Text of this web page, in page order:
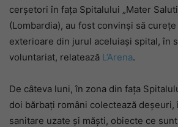
cerșetori în fața Spitalului „Mater
(Lombardia), au fost convinși să
exterioare din jurul aceluiași spital, în
voluntariat, relatează L’Arena.
De câteva luni, în zona din fața
doi bărbați români colectează deșeuri,
sanitare uzate și măști, obiecte ce